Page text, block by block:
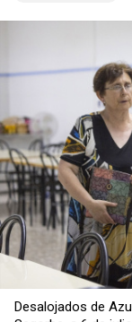
Desalojados de